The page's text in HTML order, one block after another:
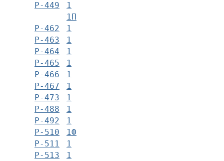
Р-449
1
1П
Р-462
1
Р-463
1
Р-464
1
Р-465
1
Р-466
1
Р-467
1
Р-473
1
Р-488
1
Р-492
1
Р-510
1Ф
Р-511
1
Р-513
1